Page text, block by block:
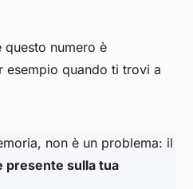
questo numero è
esempio quando ti trovi a
non è un problema: il
presente sulla tua